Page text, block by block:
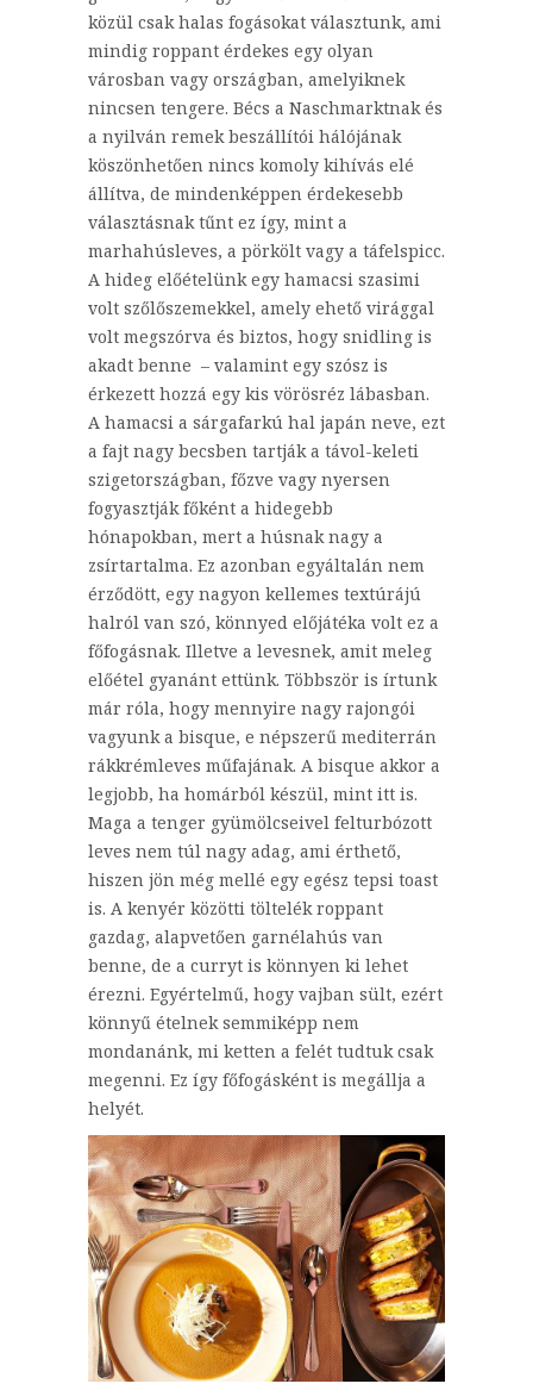
közül csak halas fogásokat választunk, ami
mindig roppant érdekes egy olyan
városban vagy országban, amelyiknek
nincsen tengere. Bécs a Naschmarktnak és
a nyilván remek beszállítói hálójának
köszönhetően nincs komoly kihívás elé
állítva, de mindenképpen érdekesebb
választásnak tűnt ez így, mint a
marhahúsleves, a pörkölt vagy a táfelspicc.
A hideg előételünk egy hamacsi szasimi
volt szőlőszemekkel, amely ehető virággal
volt megszórva és biztos, hogy snidling is
akadt benne – valamint egy szósz is
érkezett hozzá egy kis vörösréz lábasban.
A hamacsi a sárgafarkú hal japán neve, ezt
a fajt nagy becsben tartják a távol-keleti
szigetországban, főzve vagy nyersen
fogyasztják főként a hidegebb
hónapokban, mert a húsnak nagy a
zsírtartalma. Ez azonban egyáltalán nem
érződött, egy nagyon kellemes textúrájú
halról van szó, könnyed előjátéka volt ez a
főfogásnak. Illetve a levesnek, amit meleg
előétel gyanánt ettünk. Többször is írtunk
már róla, hogy mennyire nagy rajongói
vagyunk a bisque, e népszerű mediterrán
rákkrémleves műfajának. A bisque akkor a
legjobb, ha homárból készül, mint itt is.
Maga a tenger gyümölcseivel felturbózott
leves nem túl nagy adag, ami érthető,
hiszen jön még mellé egy egész tepsi toast
is. A kenyér közötti töltelék roppant
gazdag, alapvetően garnélahús van
benne, de a curryt is könnyen ki lehet
érezni. Egyértelmű, hogy vajban sült, ezért
könnyű ételnek semmiképp nem
mondanánk, mi ketten a felét tudtuk csak
megenni. Ez így főfogásként is megállja a
helyét.